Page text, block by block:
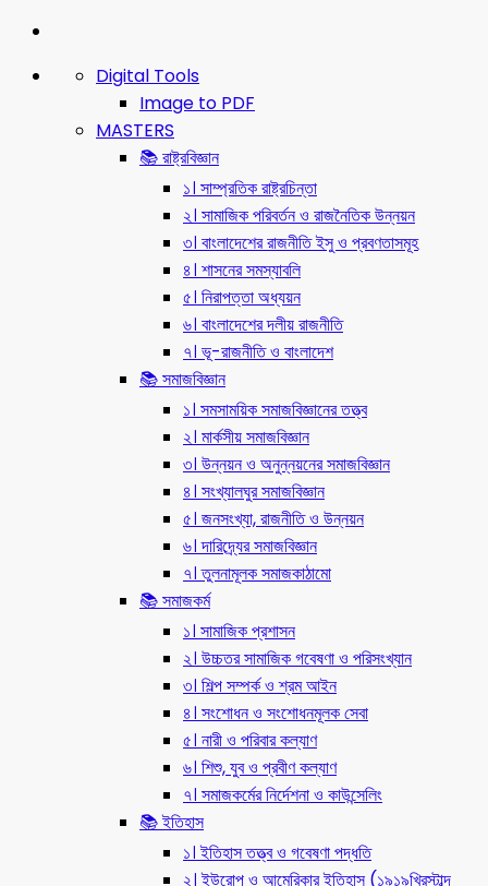
Digital Tools
Image to PDF
MASTERS
📚 রাষ্ট্রবিজ্ঞান
১। সাম্প্রতিক রাষ্ট্রচিন্তা
২। সামাজিক পরিবর্তন ও রাজনৈতিক উন্নয়ন
৩। বাংলাদেশের রাজনীতি ইসু ও প্রবণতাসমূহ
৪। শাসনের সমস্যাবলি
৫। নিরাপত্তা অধ্যয়ন
৬। বাংলাদেশের দলীয় রাজনীতি
৭। ভূ-রাজনীতি ও বাংলাদেশ
📚 সমাজবিজ্ঞান
১। সমসাময়িক সমাজবিজ্ঞানের তত্ত্ব
২। মার্কসীয় সমাজবিজ্ঞান
৩। উন্নয়ন ও অনুন্নয়নের সমাজবিজ্ঞান
৪। সংখ্যালঘুর সমাজবিজ্ঞান
৫। জনসংখ্যা, রাজনীতি ও উন্নয়ন
৬। দারিদ্র্যের সমাজবিজ্ঞান
৭। তুলনামূলক সমাজকাঠামো
📚 সমাজকর্ম
১। সামাজিক প্রশাসন
২। উচ্চতর সামাজিক গবেষণা ও পরিসংখ্যান
৩। শিল্প সম্পর্ক ও শ্রম আইন
৪। সংশোধন ও সংশোধনমূলক সেবা
৫। নারী ও পরিবার কল্যাণ
৬। শিশু, যুব ও প্রবীণ কল্যাণ
৭। সমাজকর্মের নির্দেশনা ও কাউন্সেলিং
📚 ইতিহাস
১। ইতিহাস তত্ত্ব ও গবেষণা পদ্ধতি
২। ইউরোপ ও আমেরিকার ইতিহাস (১৯১৯খ্রিস্টাব্দ